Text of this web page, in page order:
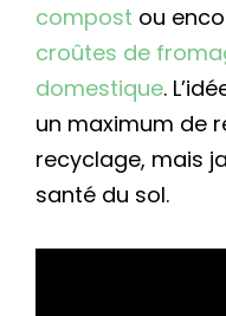
compost ou
croûtes de
domestique.
un maximum de
recyclage, mais
santé du sol.